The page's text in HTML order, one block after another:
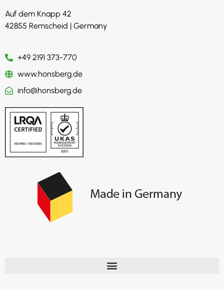
Auf dem Knapp 42
42855 Remscheid | Germany
+49 2191 373-770
www.honsberg.de
info@honsberg.de